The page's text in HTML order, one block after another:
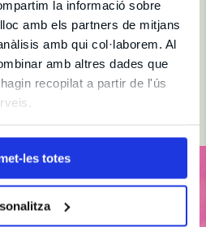
la informació sobre
amb els partners de mitjans
amb qui col·laborem. Al
amb altres dades que
recopilat a partir de l'ús
les totes